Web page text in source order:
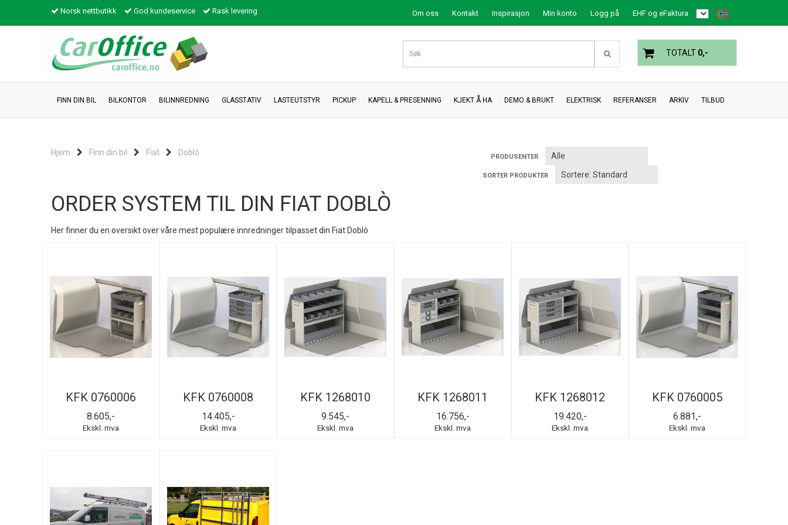
Norsk nettbutikk God kundeservice Rask levering Om oss Kontakt Inspirasjon Min konto Logg på EHF og eFaktura
TOTALT 0,-
FINN DIN BIL BILKONTOR BILINNREDNING GLASSTATIV LASTEUTSTYR PICKUP KAPELL & PRESENNING KJEKT Å HA DEMO & BRUKT ELEKTRISK REFERANSER ARKIV TILBUD
Hjem Finn din bil Fiat Doblò PRODUSENTER
SORTER PRODUKTER
ORDER SYSTEM TIL DIN FIAT DOBLÒ
Her finner du en oversikt over våre mest populære innredninger tilpasset din Fiat Doblò
KFK 0760006
8.605,-
Ekskl. mva
KFK 0760008
14.405,-
Ekskl. mva
KFK 1268010
9.545,-
Ekskl. mva
KFK 1268011
16.756,-
Ekskl. mva
KFK 1268012
19.420,-
Ekskl. mva
KFK 0760005
6.881,-
Ekskl. mva